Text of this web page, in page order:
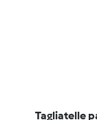
Tagliatelle